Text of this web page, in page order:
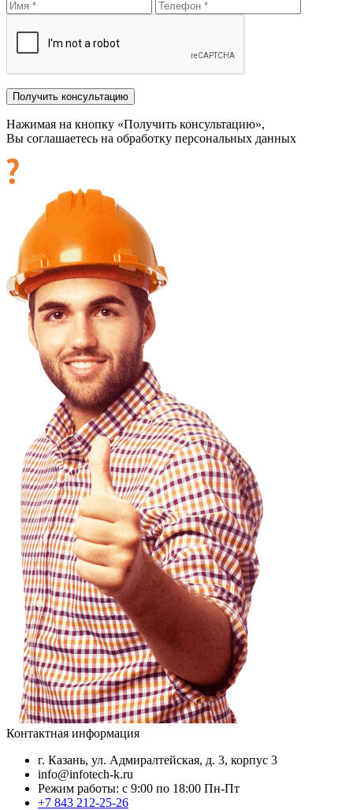
Нажимая на кнопку «Получить консультацию»,
Вы соглашаетесь на обработку персональных данных
Контактная информация
г. Казань, ул. Адмиралтейская, д. 3, корпус 3
info@infotech-k.ru
Режим работы: с 9:00 по 18:00 Пн-Пт
+7 843 212-25-26